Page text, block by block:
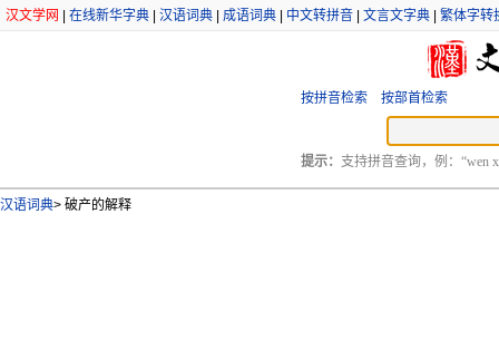
汉文学网 在线新华字典 汉语词典 成语词典 中文转拼音 文言文字典 繁体字转
按拼音检索 按部首检索
提示： 支持拼音查询，例：“wen
汉语词典> 破产的解释